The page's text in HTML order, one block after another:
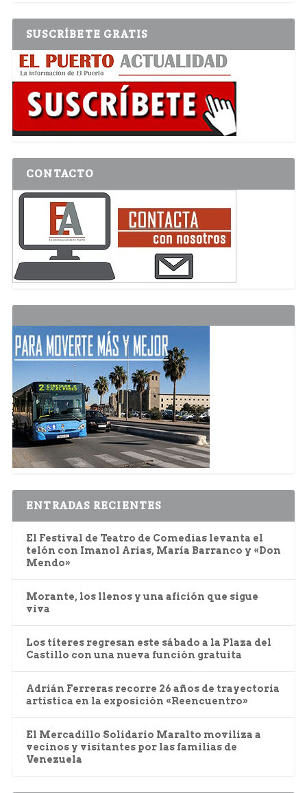
SUSCRÍBETE GRATIS
CONTACTO
ENTRADAS RECIENTES
El Festival de Teatro de Comedias levanta el
telón con Imanol Arias, María Barranco y «Don
Mendo»
Morante, los llenos y una afición que sigue
viva
Los títeres regresan este sábado a la Plaza del
Castillo con una nueva función gratuita
Adrián Ferreras recorre 26 años de trayectoria
artística en la exposición «Reencuentro»
El Mercadillo Solidario Maralto moviliza a
vecinos y visitantes por las familias de
Venezuela